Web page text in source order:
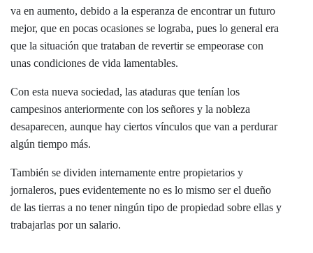
va en aumento, debido a la esperanza de encontrar un futuro
mejor, que en pocas ocasiones se lograba, pues lo general era
que la situación que trataban de revertir se empeorase con
unas condiciones de vida lamentables.
Con esta nueva sociedad, las ataduras que tenían los
campesinos anteriormente con los señores y la nobleza
desaparecen, aunque hay ciertos vínculos que van a perdurar
algún tiempo más.
También se dividen internamente entre propietarios y
jornaleros, pues evidentemente no es lo mismo ser el dueño
de las tierras a no tener ningún tipo de propiedad sobre ellas y
trabajarlas por un salario.